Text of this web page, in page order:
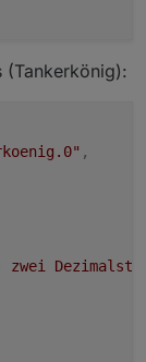
(Tankerkönig):
,